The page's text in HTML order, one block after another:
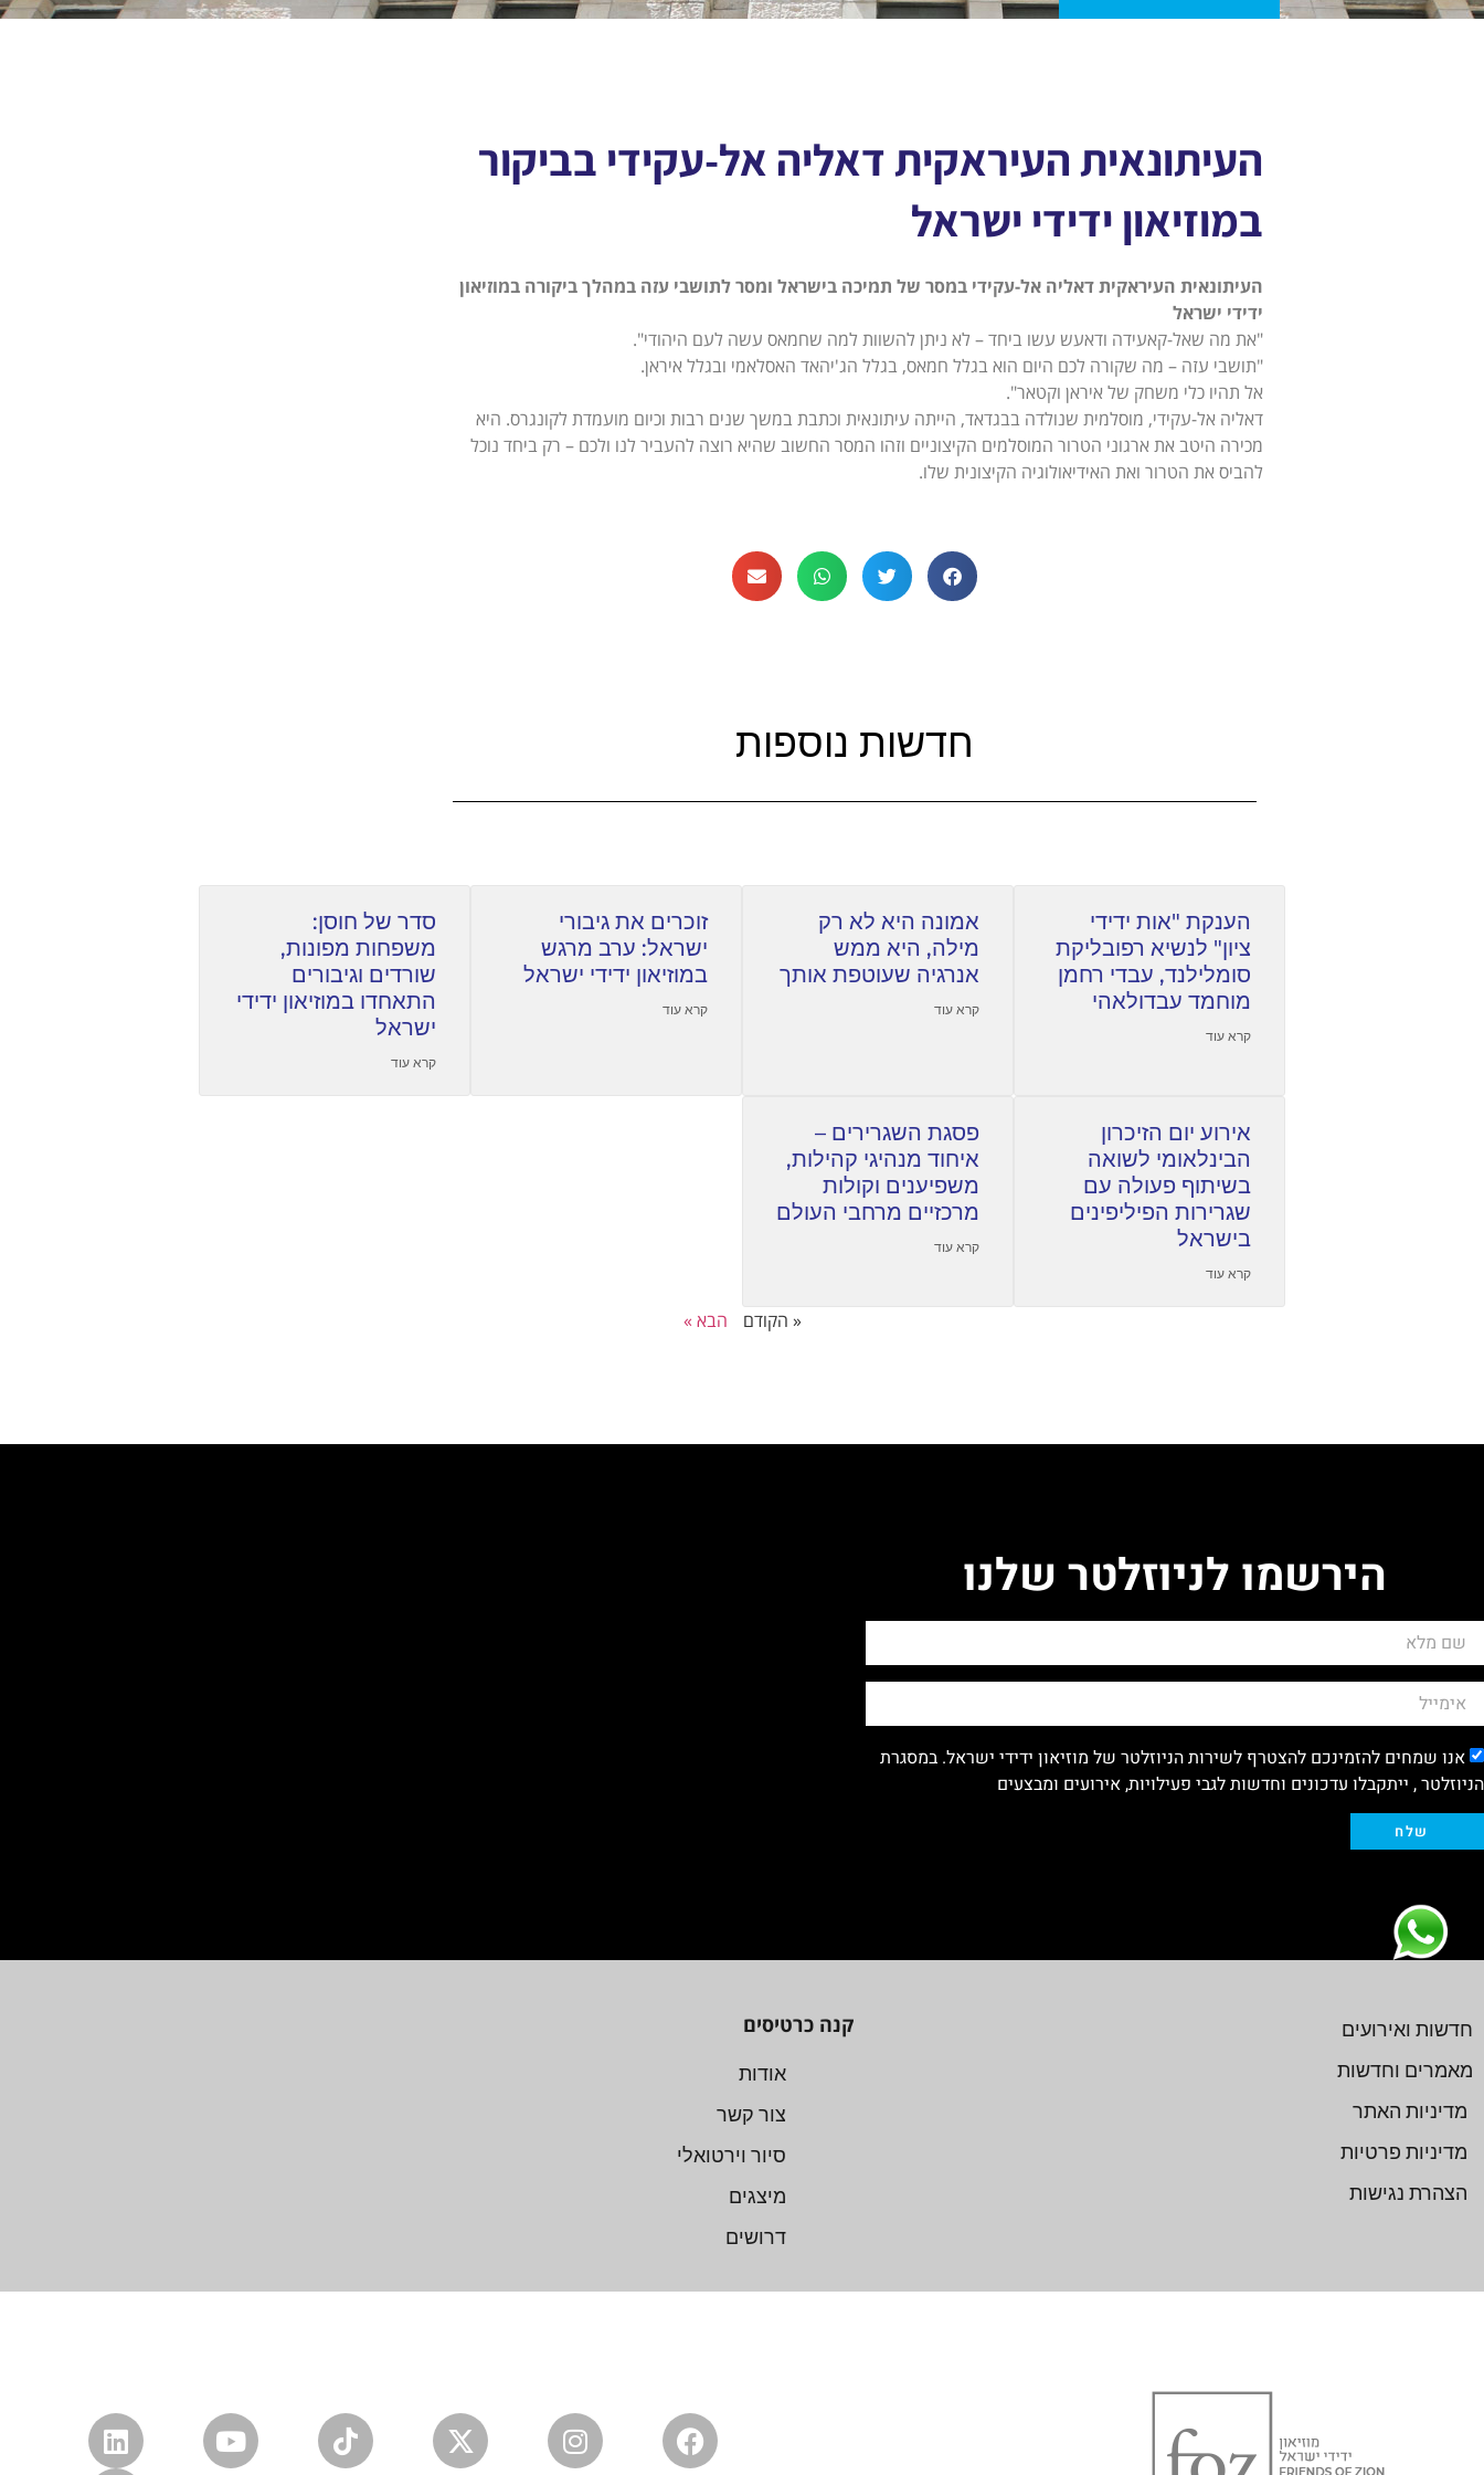
העיתונאית העיראקית דאליה אל-עקידי בביקור
במוזיאון ידידי ישראל
העיתונאית העיראקית דאליה אל-עקידי במסר של תמיכה בישראל ומסר לתושבי עזה במהלך ביקורה במוזיאון
ידידי ישראל
"את מה שאל-קאעידה ודאעש עשו ביחד – לא ניתן להשוות למה שחמאס עשה לעם היהודי".
"תושבי עזה – מה שקורה לכם היום הוא בגלל חמאס, בגלל הג'יהאד האסלאמי ובגלל איראן.
אל תהיו כלי משחק של איראן וקטאר".
דאליה אל-עקידי, מוסלמית שנולדה בבגדאד, הייתה עיתונאית וכתבת במשך שנים רבות וכיום מועמדת לקונגרס. היא
מכירה היטב את ארגוני הטרור המוסלמים הקיצוניים וזהו המסר החשוב שהיא רוצה להעביר לנו ולכם – רק ביחד נוכל
להביס את הטרור ואת האידיאולוגיה הקיצונית שלו.
חדשות נוספות
הענקת "אות ידידי
ציון" לנשיא רפובליקת
סומלילנד, עבדי רחמן
מוחמד עבדולאהי
קרא עוד
אמונה היא לא רק
מילה, היא ממש
אנרגיה שעוטפת אותך
קרא עוד
זוכרים את גיבורי
ישראל: ערב מרגש
במוזיאון ידידי ישראל
קרא עוד
סדר של חוסן:
משפחות מפונות,
שורדים וגיבורים
התאחדו במוזיאון ידידי
ישראל
קרא עוד
אירוע יום הזיכרון
הבינלאומי לשואה
בשיתוף פעולה עם
שגרירות הפיליפינים
בישראל
קרא עוד
פסגת השגרירים –
איחוד מנהיגי קהילות,
משפיענים וקולות
מרכזיים מרחבי העולם
קרא עוד
« הקודם הבא »
הירשמו לניוזלטר שלנו
אנו שמחים להזמינכם להצטרף לשירות הניוזלטר של מוזיאון ידידי ישראל. במסגרת
הניוזלטר , ייתקבלו עדכונים וחדשות לגבי פעילויות, אירועים ומבצעים
שלח
חדשות ואירועים
מאמרים וחדשות
מדיניות האתר
מדיניות פרטיות
הצהרת נגישות
קנה כרטיסים
אודות
צור קשר
סיור וירטואלי
מיצגים
דרושים